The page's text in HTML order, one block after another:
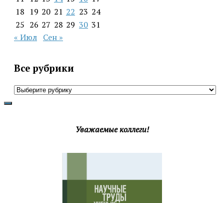
18 19 20 21 22 23 24
25 26 27 28 29 30 31
« Июл Сен »
Все рубрики
Все
Уважаемые коллеги!